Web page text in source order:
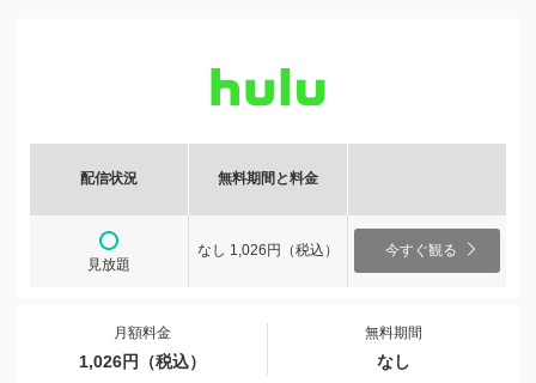
配信状況 無料期間と料金
見放題
なし 1,026円（税込） 今すぐ観る
月額料金
1,026円（税込）
無料期間
なし